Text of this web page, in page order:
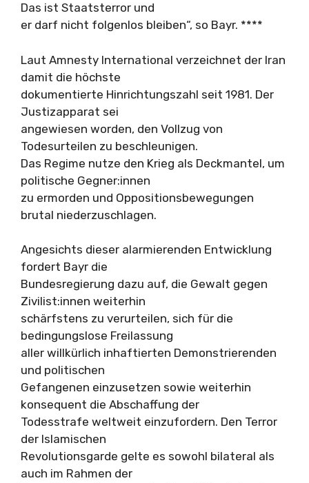
Das ist Staatsterror und
er darf nicht folgenlos bleiben“, so Bayr. ****
Laut Amnesty International verzeichnet der Iran
damit die höchste
dokumentierte Hinrichtungszahl seit 1981. Der
Justizapparat sei
angewiesen worden, den Vollzug von
Todesurteilen zu beschleunigen.
Das Regime nutze den Krieg als Deckmantel, um
politische Gegner:innen
zu ermorden und Oppositionsbewegungen
brutal niederzuschlagen.
Angesichts dieser alarmierenden Entwicklung
fordert Bayr die
Bundesregierung dazu auf, die Gewalt gegen
Zivilist:innen weiterhin
schärfstens zu verurteilen, sich für die
bedingungslose Freilassung
aller willkürlich inhaftierten Demonstrierenden
und politischen
Gefangenen einzusetzen sowie weiterhin
konsequent die Abschaffung der
Todesstrafe weltweit einzufordern. Den Terror
der Islamischen
Revolutionsgarde gelte es sowohl bilateral als
auch im Rahmen der